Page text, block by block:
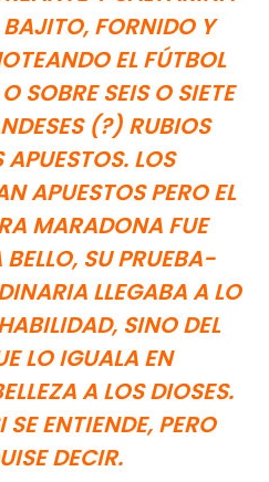
FORNIDO Y
EL FÚTBOL
SOBRE SEIS O SIETE
(?) RUBIOS
LOS
APUESTOS PERO EL
MARADONA FUE
SU PRUEBA-
LLEGABA A LO
SINO DEL
LO IGUALA EN
A LOS DIOSES.
ENTIENDE, PERO
DECIR.